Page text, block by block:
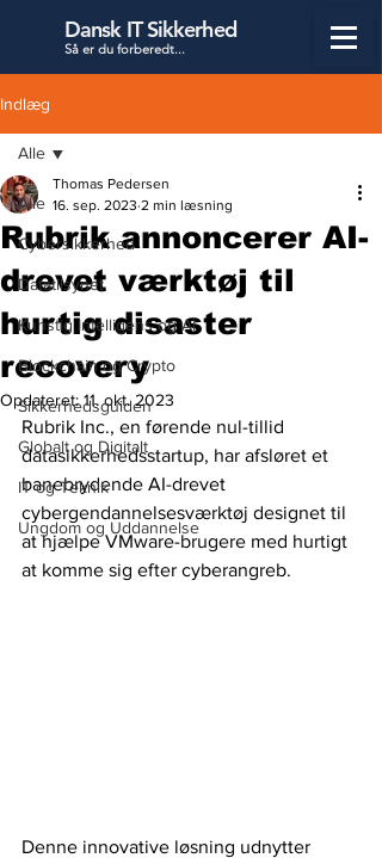
Dansk IT Sikkerhed
Så er du forberedt...
Indlæg
Alle
Cybersikkerhed
Datatilsynet
Kunstig Intelligens og AI
Blockchain og Crypto
Sikkerhedsguiden
Globalt og Digitalt
IT og Teknik
Ungdom og Uddannelse
Alle
Rubrik annoncerer AI-
drevet værktøj til
hurtig disaster
recovery
Thomas Pedersen
16. sep. 2023 2 min læsning
Opdateret:11. okt. 2023
Rubrik Inc., en førende nul-tillid
datasikkerhedsstartup, har afsløret et
banebrydende AI-drevet
cybergendannelsesværktøj designet til
at hjælpe VMware-brugere med hurtigt
at komme sig efter cyberangreb.
Denne innovative løsning udnytter